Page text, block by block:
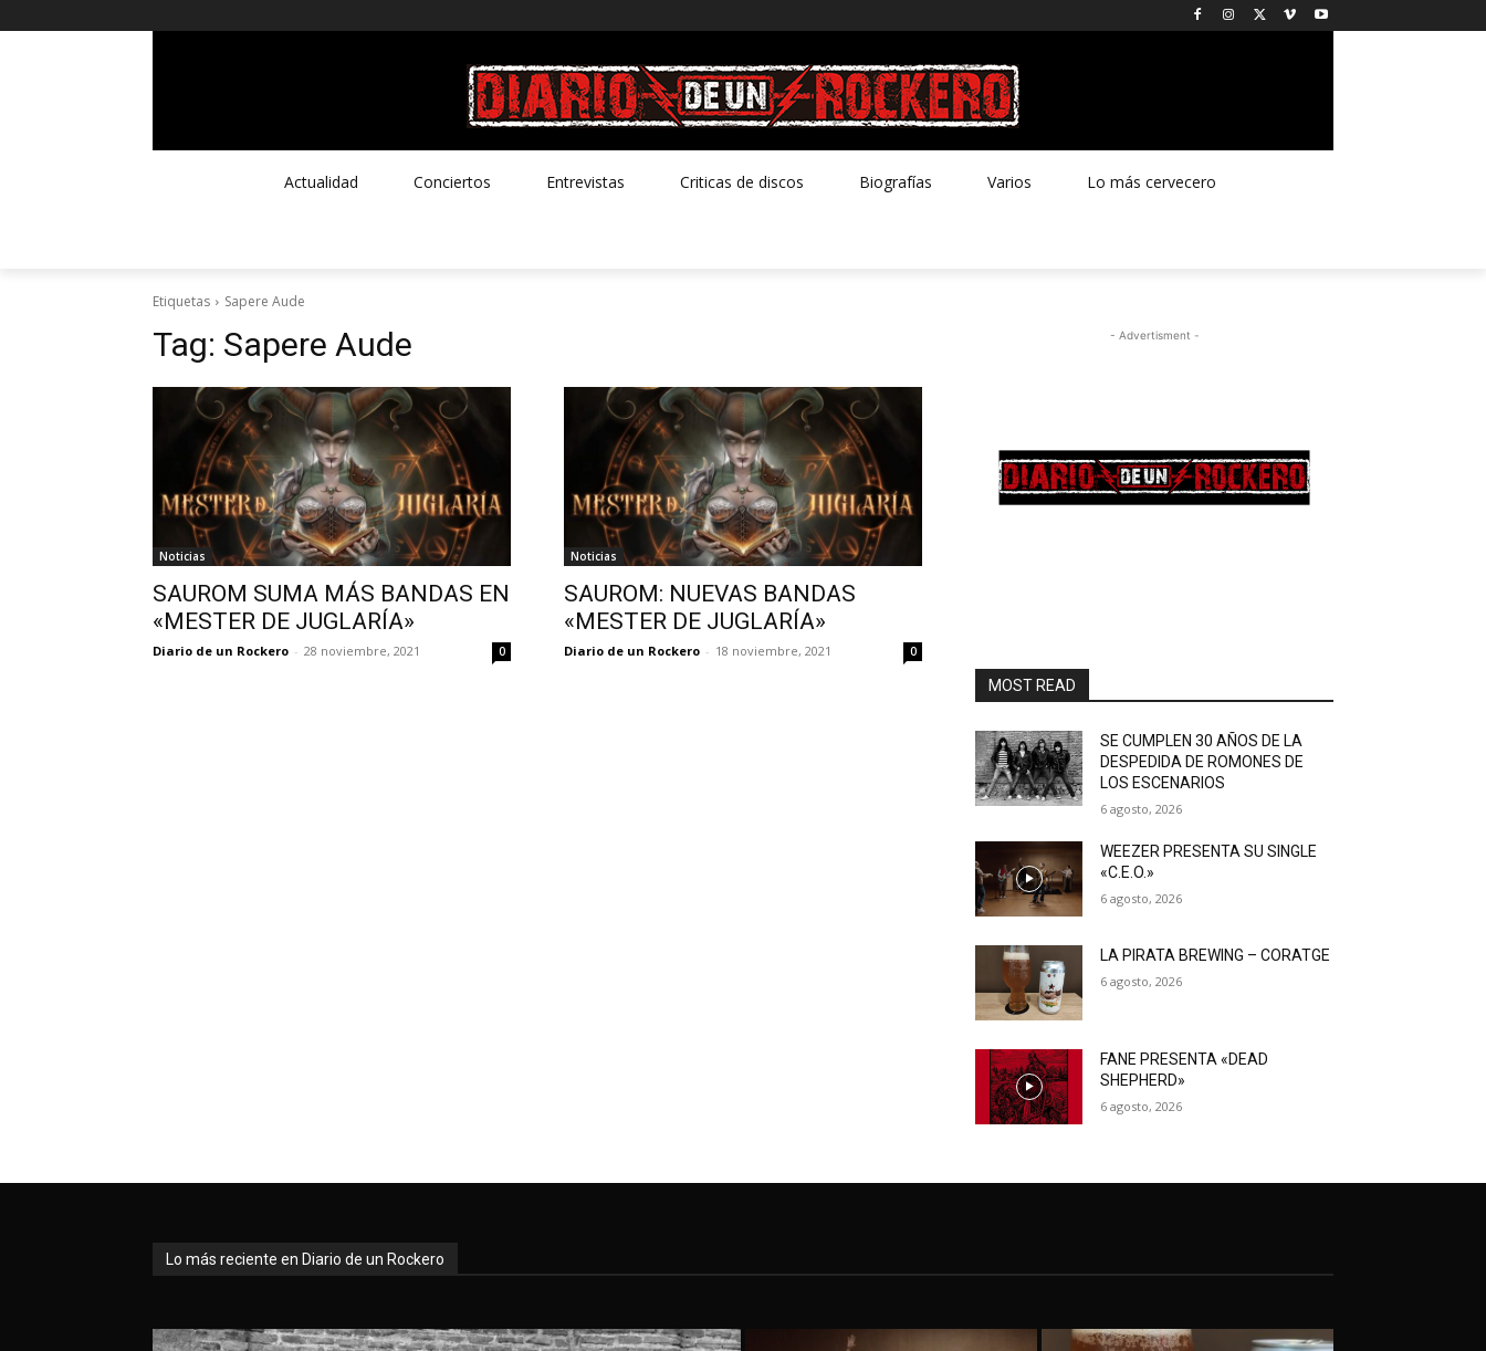
Actualidad Conciertos Entrevistas Criticas de discos Biografías Varios Lo más cervecero
Etiquetas Sapere Aude
Tag: Sapere Aude
Noticias
SAUROM SUMA MÁS BANDAS EN
«MESTER DE JUGLARÍA»
Diario de un Rockero - 28 noviembre, 2021 0
Noticias
SAUROM: NUEVAS BANDAS
«MESTER DE JUGLARÍA»
Diario de un Rockero - 18 noviembre, 2021 0
- Advertisment -
MOST READ
SE CUMPLEN 30 AÑOS DE LA
DESPEDIDA DE ROMONES DE
LOS ESCENARIOS
6 agosto, 2026
WEEZER PRESENTA SU SINGLE
«C.E.O.»
6 agosto, 2026
LA PIRATA BREWING – CORATGE
6 agosto, 2026
FANE PRESENTA «DEAD
SHEPHERD»
6 agosto, 2026
Lo más reciente en Diario de un Rockero